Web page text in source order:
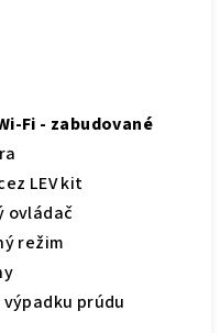
Fi - zabudované
LEV kit
ovládač
režim
prúdu